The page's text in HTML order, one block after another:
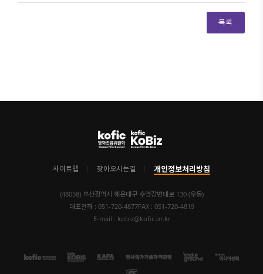
사이트맵 찾아오시는길 개인정보처리방침
(48058) 부산광역시 해운대구 수영강변대로 130 (우동)
대표전화 : 051-720-4877FAX : 051-720-4819
E-mail : kobiz@kofic.or.kr